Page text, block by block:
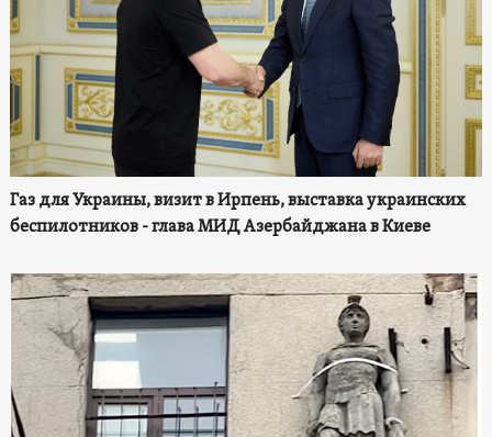
Газ для Украины, визит в Ирпень, выставка украинских
беспилотников - глава МИД Азербайджана в Киеве